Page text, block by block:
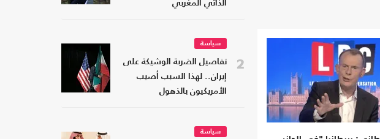
الذاتي المغربي
2
سياسة
تفاصيل الضربة الوشيكة على
إيران.. لهذا السبب أصيب
الأمريكيون بالذهول
سياسة